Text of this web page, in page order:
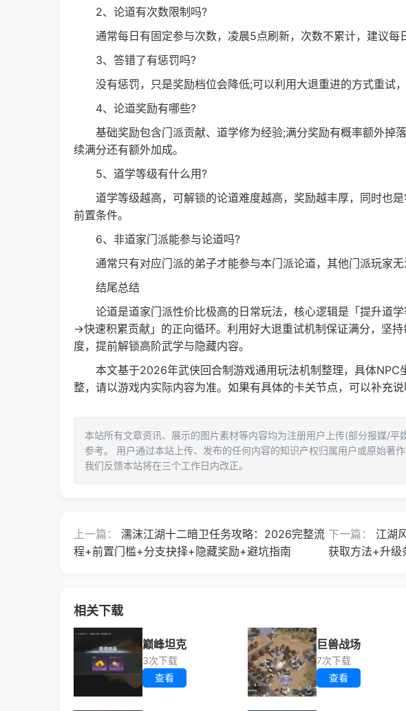
2、论道有次数限制吗?
通常每日有固定参与次数，凌晨5点刷新，次数不累计，建议每
3、答错了有惩罚吗?
没有惩罚，只是奖励档位会降低;可以利用大退重进的方式重试，
4、论道奖励有哪些?
基础奖励包含门派贡献、道学修为经验;满分奖励有概率额外掉
续满分还有额外加成。
5、道学等级有什么用?
道学等级越高，可解锁的论道难度越高，奖励越丰厚，同时也是
前置条件。
6、非道家门派能参与论道吗?
通常只有对应门派的弟子才能参与本门派论道，其他门派玩家无
结尾总结
论道是道家门派性价比极高的日常玩法，核心逻辑是「提升道
→快速积累贡献」的正向循环。利用好大退重试机制保证满分，坚
度，提前解锁高阶武学与隐藏内容。
本文基于2026年武侠回合制游戏通用玩法机制整理，具体NPC
整，请以游戏内实际内容为准。如果有具体的卡关节点，可以补充说
本站所有文章资讯、展示的图片素材等内容均为注册用户上传(部分报媒/平
参考。 用户通过本站上传、发布的任何内容的知识产权归属用户或原始著
我们反馈本站将在三个工作日内改正。
上一篇：
濡沫江湖十二暗卫任务攻略：2026完整流
程+前置门槛+分支抉择+隐藏奖励+避坑指南
下一篇：
江湖
获取方法+升级
相关下载
巅峰坦克
3次下载
查看
巨兽战场
7次下载
查看